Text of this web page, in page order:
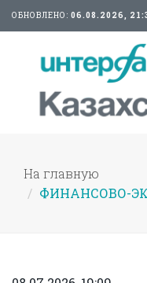
ОБНОВЛЕНО: 06.08.2026,
На главную
ФИНАНСОВО-